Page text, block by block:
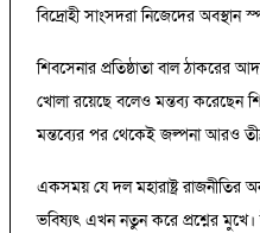
বিদ্রোহী সাংসদরা নিজেদের অবস্থান
শিবসেনার প্রতিষ্ঠাতা বাল ঠাকরের
খোলা রয়েছে বলেও মন্তব্য করেছেন
মন্তব্যের পর থেকেই জল্পনা আরও
একসময় যে দল মহারাষ্ট্র রাজনীতির
ভবিষ্যৎ এখন নতুন করে প্রশ্নের মুখে।